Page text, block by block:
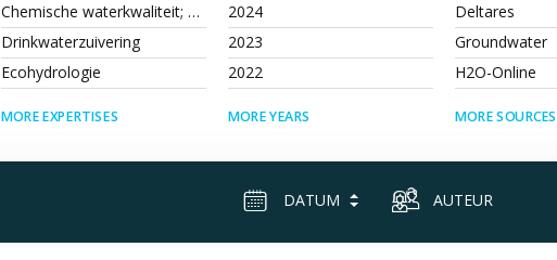
Chemische waterkwaliteit; Geohydrologie
Drinkwaterzuivering
Ecohydrologie
MORE EXPERTISES
2024
2023
2022
MORE YEARS
Deltares
Groundwater
H2O-Online
MORE SOURCES
DATUM AUTEUR